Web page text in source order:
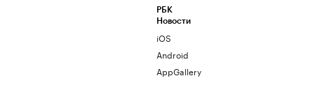
РБК
Новости
iOS
Android
AppGallery